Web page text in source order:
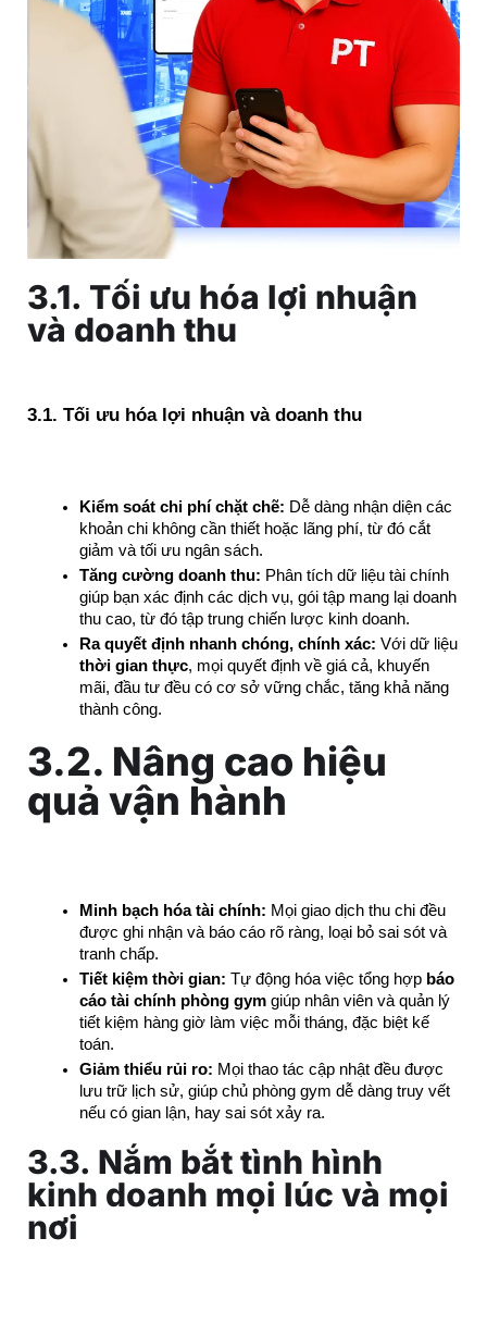
3.1. Tối ưu hóa lợi nhuận
và doanh thu
3.1. Tối ưu hóa lợi nhuận và doanh thu
Kiểm soát chi phí chặt chẽ: Dễ dàng nhận diện các
khoản chi không cần thiết hoặc lãng phí, từ đó cắt
giảm và tối ưu ngân sách.
Tăng cường doanh thu: Phân tích dữ liệu tài chính
giúp bạn xác định các dịch vụ, gói tập mang lại doanh
thu cao, từ đó tập trung chiến lược kinh doanh.
Ra quyết định nhanh chóng, chính xác:
thời gian thực, mọi quyết định về giá cả, khuyến
mãi, đầu tư đều có cơ sở vững chắc, tăng khả năng
thành công.
3.2. Nâng cao hiệu
quả vận hành
Minh bạch hóa tài chính: Mọi giao dịch thu chi đều
được ghi nhận và báo cáo rõ ràng, loại bỏ sai sót và
tranh chấp.
Tiết kiệm thời gian: Tự động hóa việc tổng hợp báo
cáo tài chính phòng gym giúp nhân viên và quản lý
tiết kiệm hàng giờ làm việc mỗi tháng, đặc biệt kế
toán.
Giảm thiểu rủi ro: Mọi thao tác cập nhật đều được
lưu trữ lịch sử, giúp chủ phòng gym dễ dàng truy vết
nếu có gian lận, hay sai sót xảy ra.
3.3. Nắm bắt tình hình
kinh doanh mọi lúc và mọi
nơi